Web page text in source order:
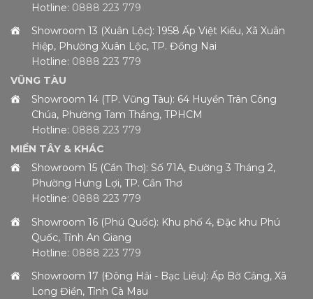
Hotline: 0888 223 779
Showroom 13 (Xuân Lộc): 1958 Ấp Việt Kiều, Xã Xuân
Hiệp, Phường Xuân Lộc, TP. Đồng Nai
Hotline: 0888 223 779
VŨNG TÀU
Showroom 14 (TP. Vũng Tàu): 64 Huyền Trân Công
Chúa, Phường Tam Thắng, TPHCM
Hotline: 0888 223 779
MIỀN TÂY & KHÁC
Showroom 15 (Cần Thơ): Số 71A, Đường 3 Tháng 2,
Phường Hưng Lợi, TP. Cần Thơ
Hotline: 0888 223 779
Showroom 16 (Phú Quốc): Khu phố 4, Đặc khu Phú
Quốc, Tỉnh An Giang
Hotline: 0888 223 779
Showroom 17 (Đông Hải - Bạc Liêu): Ấp Bờ Cảng, Xã
Long Điền, Tỉnh Cà Mau